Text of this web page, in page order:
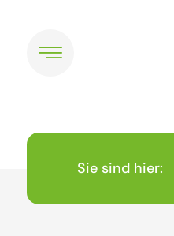
Sie sind hier: